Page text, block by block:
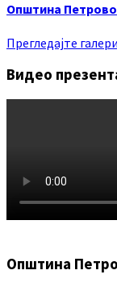
Општина Петрово
Прегледајте
Видео
Општина